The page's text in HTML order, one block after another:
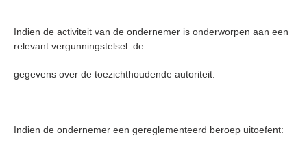
Indien de activiteit van de ondernemer is onderworpen aan een
relevant vergunningstelsel: de
gegevens over de toezichthoudende autoriteit:
Indien de ondernemer een gereglementeerd beroep uitoefent: